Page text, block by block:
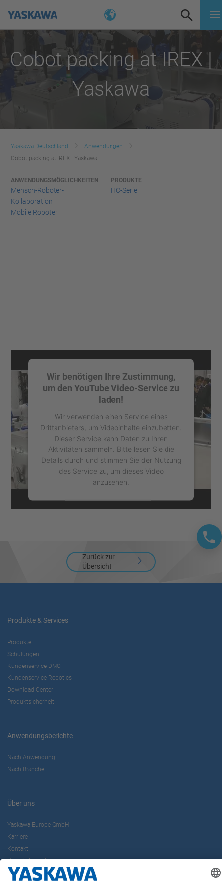
Cobot packing at IREX |
Yaskawa
Yaskawa Deutschland
Anwendungen
Cobot packing at IREX | Yaskawa
ANWENDUNGSMÖGLICHKEITEN
Mensch-Roboter-
Kollaboration
Mobile Roboter
PRODUKTE
HC-Serie
Wir benötigen Ihre Zustimmung,
um den YouTube Video-Service zu
laden!
Wir verwenden einen Service eines
Drittanbieters, um Videoinhalte einzubetten.
Dieser Service kann Daten zu Ihren
Aktivitäten sammeln. Bitte lesen Sie die
Details durch und stimmen Sie der Nutzung
des Service zu, um dieses Video
anzusehen.
Mehr Informationen
powered byUsercentrics Consent
Management Platform
Zurück zur
Übersicht
Produkte & Services
Produkte
Schulungen
Kundenservice DMC
Kundenservice Robotics
Download Center
Produktsicherheit
Anwendungsberichte
Nach Anwendung
Nach Branche
Über uns
Yaskawa Europe GmbH
Karriere
Kontakt
Kontaktformular
Newsletter